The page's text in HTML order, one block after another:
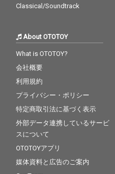
Classical/Soundtrack
About OTOTOY
What is OTOTOY?
会社概要
利用規約
プライバシー・ポリシー
特定商取引法に基づく表示
外部データ連携しているサービ
スについて
OTOTOYアプリ
媒体資料と広告のご案内